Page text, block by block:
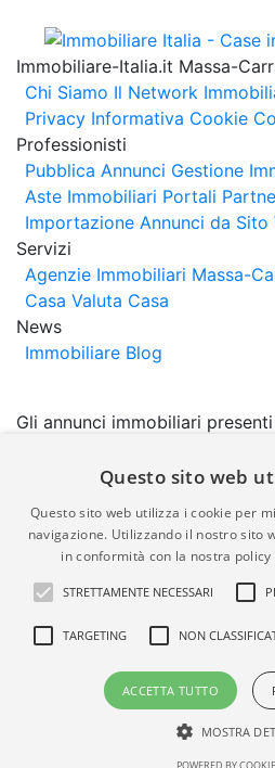
Immobiliare-Italia.it Massa-
Chi Siamo Il Network
Privacy Informativa Cookie
Professionisti
Pubblica Annunci Gestione
Aste Immobiliari Portali
Importazione Annunci da Sito
Servizi
Agenzie Immobiliari Massa-
Casa Valuta Casa
News
Immobiliare Blog
Gli annunci immobiliari
costruttori. La pubblicazione
immobiliare-italia.it nè implica
garanzia da parte di
quindi non è responsabile
correttezza, della
materia di privacy e/o di alcun
© Copyright 2007 - 2026
Immobiliare-Italia.it - Part. IVA
Questo sito web
Questo sito web utilizza i cookie per
navigazione. Utilizzando il nostro sito
in conformità con la nostra policy
STRETTAMENTE NECESSARI
TARGETING NON
ACCETTA TUTTO
MOSTRA